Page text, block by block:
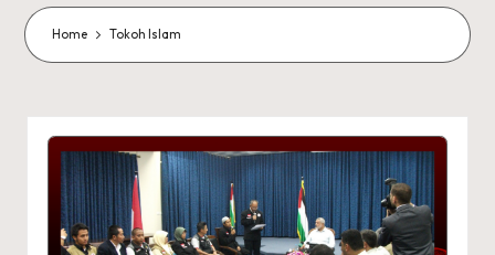
Home Tokoh Islam